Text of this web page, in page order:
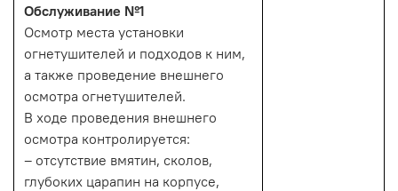
Обслуживание №1
Осмотр места установки
огнетушителей и подходов к ним,
а также проведение внешнего
осмотра огнетушителей.
В ходе проведения внешнего
осмотра контролируется:
– отсутствие вмятин, сколов,
глубоких царапин на корпусе,